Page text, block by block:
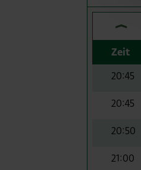
Zeit
20:45
20:45
20:50
21:00